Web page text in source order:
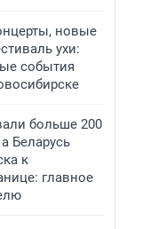
новые
ухи:
события
больше 200
Беларусь
к
главное